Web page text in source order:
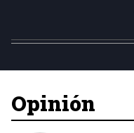
Opinión